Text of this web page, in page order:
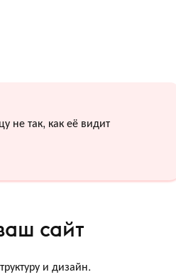
не так, как её видит
сайт
и дизайн.